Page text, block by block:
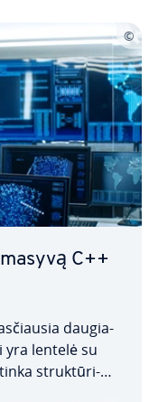
C++
dau­gia­
yra lentelė su
tinka struk­tū­ri­